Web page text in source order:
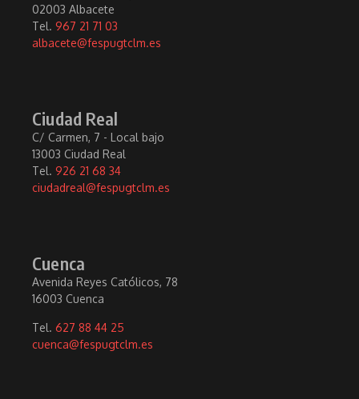
02003 Albacete
Tel. 967 21 71 03
albacete@fespugtclm.es
Ciudad Real
C/ Carmen, 7 - Local bajo
13003 Ciudad Real
Tel. 926 21 68 34
ciudadreal@fespugtclm.es
Cuenca
Avenida Reyes Católicos, 78
16003 Cuenca
Tel. 627 88 44 25
cuenca@fespugtclm.es